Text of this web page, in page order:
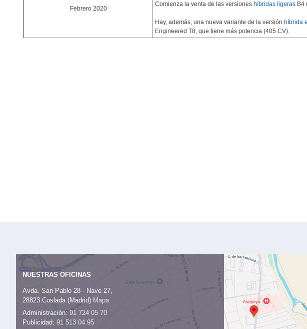
Febrero 2020
Comienza la venta de las versiones híbridas ligeras B4
Hay, además, una nueva variante de la versión híbrida
Engineered T8, que tiene más potencia (405 CV).
NUESTRAS OFICINAS
Avda. San Pablo 28 - Nave 27,
28823 Coslada (Madrid) Mapa
Administración:91 724 05 70
Publicidad: 91 513 04 95